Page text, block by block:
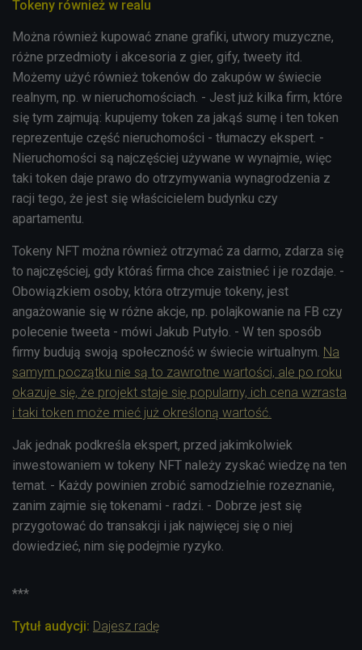
Tokeny również w realu
Można również kupować znane grafiki, utwory muzyczne,
różne przedmioty i akcesoria z gier, gify, tweety itd.
Możemy użyć również tokenów do zakupów w świecie
realnym, np. w nieruchomościach. - Jest już kilka firm, które
się tym zajmują: kupujemy token za jakąś sumę i ten token
reprezentuje część nieruchomości - tłumaczy ekspert. -
Nieruchomości są najczęściej używane w wynajmie, więc
taki token daje prawo do otrzymywania wynagrodzenia z
racji tego, że jest się właścicielem budynku czy
apartamentu.
Tokeny NFT można również otrzymać za darmo, zdarza się
to najczęściej, gdy któraś firma chce zaistnieć i je rozdaje. -
Obowiązkiem osoby, która otrzymuje tokeny, jest
angażowanie się w różne akcje, np. polajkowanie na FB czy
polecenie tweeta - mówi Jakub Putyło. - W ten sposób
firmy budują swoją społeczność w świecie wirtualnym. Na
samym początku nie są to zawrotne wartości, ale po roku
okazuje się, że projekt staje się popularny, ich cena wzrasta
i taki token może mieć już określoną wartość.
Jak jednak podkreśla ekspert, przed jakimkolwiek
inwestowaniem w tokeny NFT należy zyskać wiedzę na ten
temat. - Każdy powinien zrobić samodzielnie rozeznanie,
zanim zajmie się tokenami - radzi. - Dobrze jest się
przygotować do transakcji i jak najwięcej się o niej
dowiedzieć, nim się podejmie ryzyko.
***
Tytuł audycji: Dajesz radę